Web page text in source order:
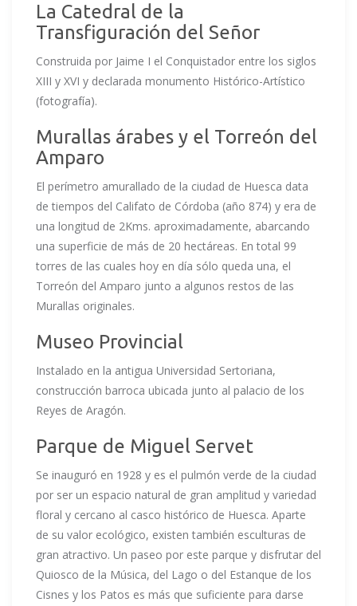
La Catedral de la
Transfiguración del Señor
Construida por Jaime I el Conquistador entre los siglos
XIII y XVI y declarada monumento Histórico-Artístico
(fotografía).
Murallas árabes y el Torreón del
Amparo
El perímetro amurallado de la ciudad de Huesca data
de tiempos del Califato de Córdoba (año 874) y era de
una longitud de 2Kms. aproximadamente, abarcando
una superficie de más de 20 hectáreas. En total 99
torres de las cuales hoy en día sólo queda una, el
Torreón del Amparo junto a algunos restos de las
Murallas originales.
Museo Provincial
Instalado en la antigua Universidad Sertoriana,
construcción barroca ubicada junto al palacio de los
Reyes de Aragón.
Parque de Miguel Servet
Se inauguró en 1928 y es el pulmón verde de la ciudad
por ser un espacio natural de gran amplitud y variedad
floral y cercano al casco histórico de Huesca. Aparte
de su valor ecológico, existen también esculturas de
gran atractivo. Un paseo por este parque y disfrutar del
Quiosco de la Música, del Lago o del Estanque de los
Cisnes y los Patos es más que suficiente para darse